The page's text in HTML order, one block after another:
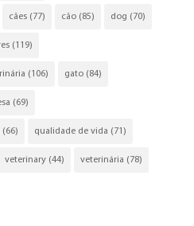
cães(77) cão(85) dog (70)
(119)
(106) gato(84)
(69)
(66) qualidade de vida (71)
veterinary(44) veterinária (78)